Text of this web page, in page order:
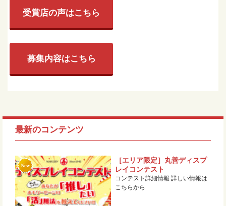
受賞店の声はこちら
募集内容はこちら
最新のコンテンツ
［エリア限定］丸善ディスプ
レイコンテスト
コンテスト詳細情報 詳しい情報は
こちらから